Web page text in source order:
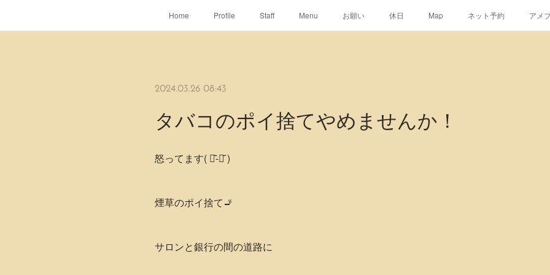
Home Profile Staff Menu お願い 休日 Map ネット予約 アメ
2024.03.26 08:43
タバコのポイ捨てやめませんか！
怒ってます( ･᷅-･᷄ )
煙草のポイ捨て🚬
サロンと銀行の間の道路に